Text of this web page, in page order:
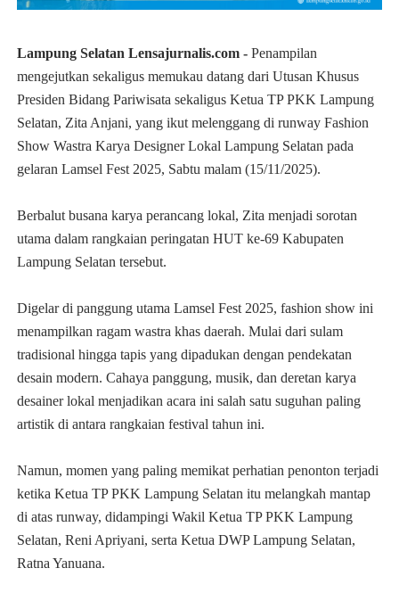
Lampung Selatan Lensajurnalis.com -Penampilan
mengejutkan sekaligus memukau datang dari Utusan Khusus
Presiden Bidang Pariwisata sekaligus Ketua TP PKK Lampung
Selatan, Zita Anjani, yang ikut melenggang di runway Fashion
Show Wastra Karya Designer Lokal Lampung Selatan pada
gelaran Lamsel Fest 2025, Sabtu malam (15/11/2025).
Berbalut busana karya perancang lokal, Zita menjadi sorotan
utama dalam rangkaian peringatan HUT ke-69 Kabupaten
Lampung Selatan tersebut.
Digelar di panggung utama Lamsel Fest 2025, fashion show ini
menampilkan ragam wastra khas daerah. Mulai dari sulam
tradisional hingga tapis yang dipadukan dengan pendekatan
desain modern. Cahaya panggung, musik, dan deretan karya
desainer lokal menjadikan acara ini salah satu suguhan paling
artistik di antara rangkaian festival tahun ini.
Namun, momen yang paling memikat perhatian penonton terjadi
ketika Ketua TP PKK Lampung Selatan itu melangkah mantap
di atas runway, didampingi Wakil Ketua TP PKK Lampung
Selatan, Reni Apriyani, serta Ketua DWP Lampung Selatan,
Ratna Yanuana.